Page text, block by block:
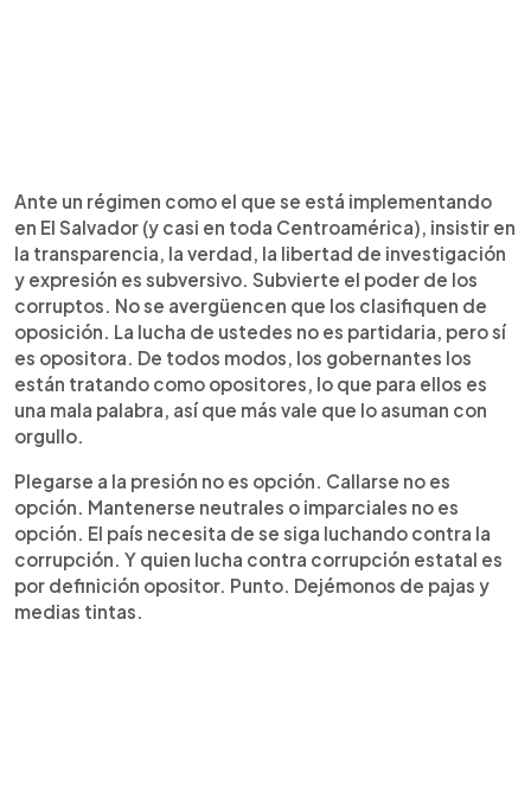
Ante un régimen como el que se está implementando
en El Salvador (y casi en toda Centroamérica), insistir en
la transparencia, la verdad, la libertad de investigación
y expresión es subversivo. Subvierte el poder de los
corruptos. No se avergüencen que los clasifiquen de
oposición. La lucha de ustedes no es partidaria, pero sí
es opositora. De todos modos, los gobernantes los
están tratando como opositores, lo que para ellos es
una mala palabra, así que más vale que lo asuman con
orgullo.
Plegarse a la presión no es opción. Callarse no es
opción. Mantenerse neutrales o imparciales no es
opción. El país necesita de se siga luchando contra la
corrupción. Y quien lucha contra corrupción estatal es
por definición opositor. Punto. Dejémonos de pajas y
medias tintas.